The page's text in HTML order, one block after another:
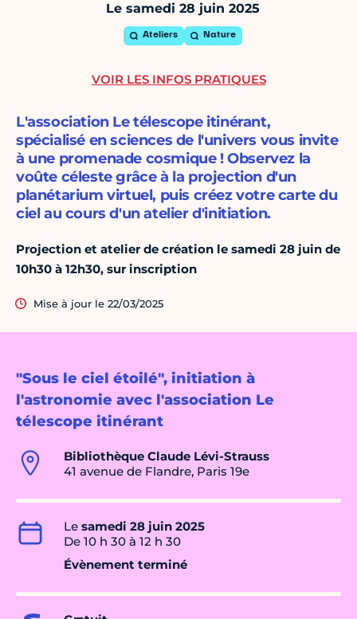
Le samedi 28 juin 2025
Ateliers Nature
"Sous le ciel étoilé", initiation à
l'astronomie avec l'association Le
télescope itinérant
Bibliothèque Claude Lévi-Strauss
41 avenue de Flandre, Paris 19e
Le samedi 28 juin 2025
De 10 h 30 à 12 h 30
Évènement terminé
L'association Le télescope itinérant,
spécialisé en sciences de l'univers vous invite
à une promenade cosmique ! Observez la
voûte céleste grâce à la projection d'un
planétarium virtuel, puis créez votre carte du
ciel au cours d'un atelier d'initiation.
Projection et atelier de création le samedi 28 juin de
10h30 à 12h30, sur inscription
Mise à jour le 22/03/2025
VOIR LES INFOS PRATIQUES